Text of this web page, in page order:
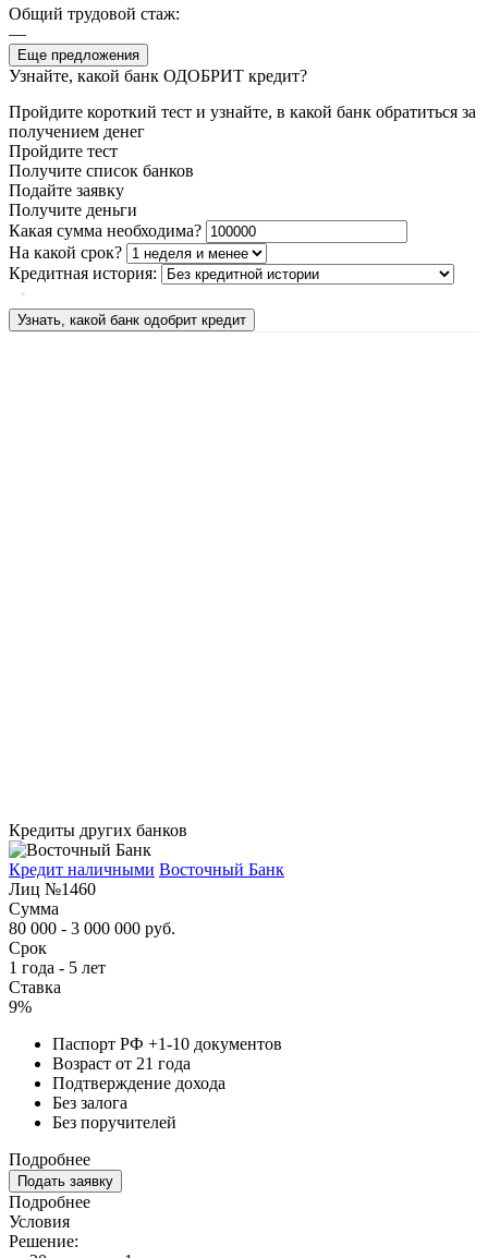
Общий трудовой стаж:
—
Еще предложения
Узнайте, какой банк ОДОБРИТ кредит?
Пройдите короткий тест и узнайте, в какой банк обратиться за
получением денег
Пройдите тест
Получите список банков
Подайте заявку
Получите деньги
Какая сумма необходима?
На какой срок?
Кредитная история:
Узнать, какой банк одобрит кредит
Кредиты других банков
Кредит наличными Восточный Банк
Лиц №1460
Сумма
80 000 - 3 000 000 руб.
Срок
1 года - 5 лет
Ставка
9%
Паспорт РФ +1-10 документов
Возраст от 21 года
Подтверждение дохода
Без залога
Без поручителей
Подробнее
Подать заявку
Подробнее
Условия
Решение: